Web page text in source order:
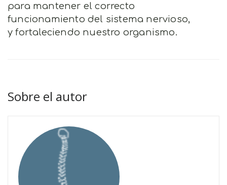
para mantener el correcto
funcionamiento del sistema nervioso,
y fortaleciendo nuestro organismo.
Sobre el autor